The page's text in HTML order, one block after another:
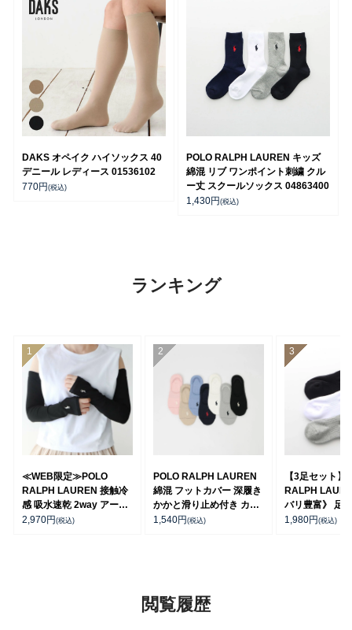
DAKS オペイク ハイソックス 40
デニール レディース 01536102
770円(税込)
POLO RALPH LAUREN キッズ
綿混 リブ ワンポイント刺繍 クル
ー丈 スクールソックス 04863400
1,430円(税込)
ランキング
≪WEB限定≫POLO
RALPH LAUREN 接触冷
感 吸水速乾 2way アーム
カバー ＆ レッグウォーマ
2,970円(税込)
POLO RALPH LAUREN
綿混 フットカバー 深履き
かかと滑り止め付き カバ
ーソックス レディース
1,540円(税込)
【3足セット】
RALPH
バリ豊富》 足
ーチサポート
1,980円(税込)
閲覧履歴